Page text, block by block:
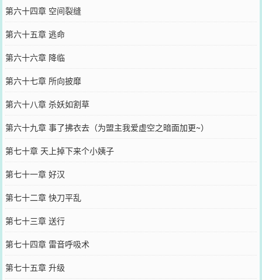
第六十四章 空间裂缝
第六十五章 逃命
第六十六章 降临
第六十七章 所向披靡
第六十八章 杀妖如割草
第六十九章 事了拂衣去（为盟主我爱虚空之暗面加更~）
第七十章 天上掉下来个小姨子
第七十一章 好汉
第七十二章 快刀平乱
第七十三章 送行
第七十四章 雷音呼吸术
第七十五章 升级